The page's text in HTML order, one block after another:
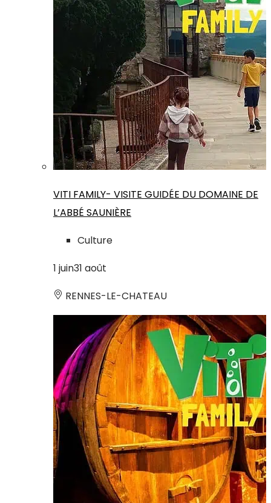
VITI FAMILY- VISITE GUIDÉE DU DOMAINE DE
L’ABBÉ SAUNIÈRE
Culture
1 juin31 août
RENNES-LE-CHATEAU